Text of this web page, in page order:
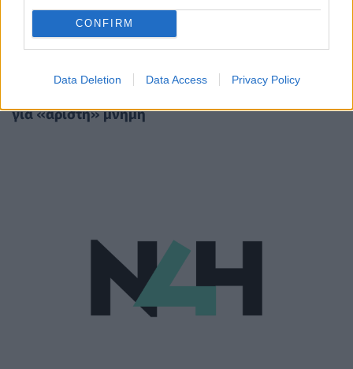
CONFIRM
Data Deletion Data Access Privacy Policy
ΔΙΑΤΡΟΦΉ 29/05/2023 - 10:05
Πανελλήνιες 2023: Τι πρέπει να φάτε πριν
για «άριστη» μνήμη